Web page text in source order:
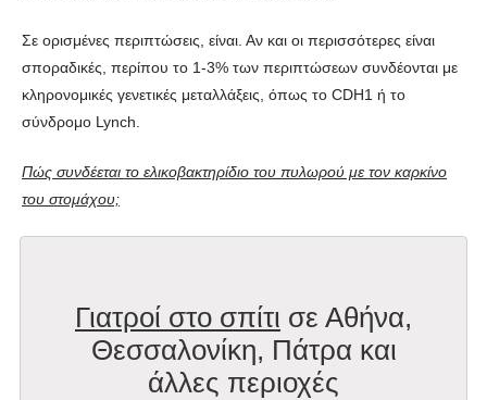
Σε ορισμένες περιπτώσεις, είναι. Αν και οι περισσότερες είναι
σποραδικές, περίπου το 1-3% των περιπτώσεων συνδέονται με
κληρονομικές γενετικές μεταλλάξεις, όπως το CDH1 ή το
σύνδρομο Lynch.
Πώς συνδέεται το ελικοβακτηρίδιο του πυλωρού με τον καρκίνο
του στομάχου;
Γιατροί στο σπίτι σε Αθήνα,
Θεσσαλονίκη, Πάτρα και
άλλες περιοχές